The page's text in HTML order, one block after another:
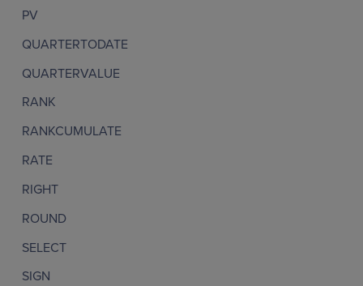
PV
QUARTERTODATE
QUARTERVALUE
RANK
RANKCUMULATE
RATE
RIGHT
ROUND
SELECT
SIGN